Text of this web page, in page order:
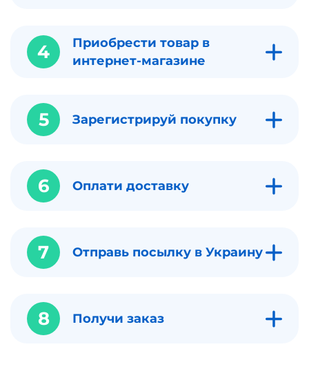
4
Приобрести товар в
интернет-магазине
5 Зарегистрируй покупку
6 Оплати доставку
7 Отправь посылку в Украину
8 Получи заказ